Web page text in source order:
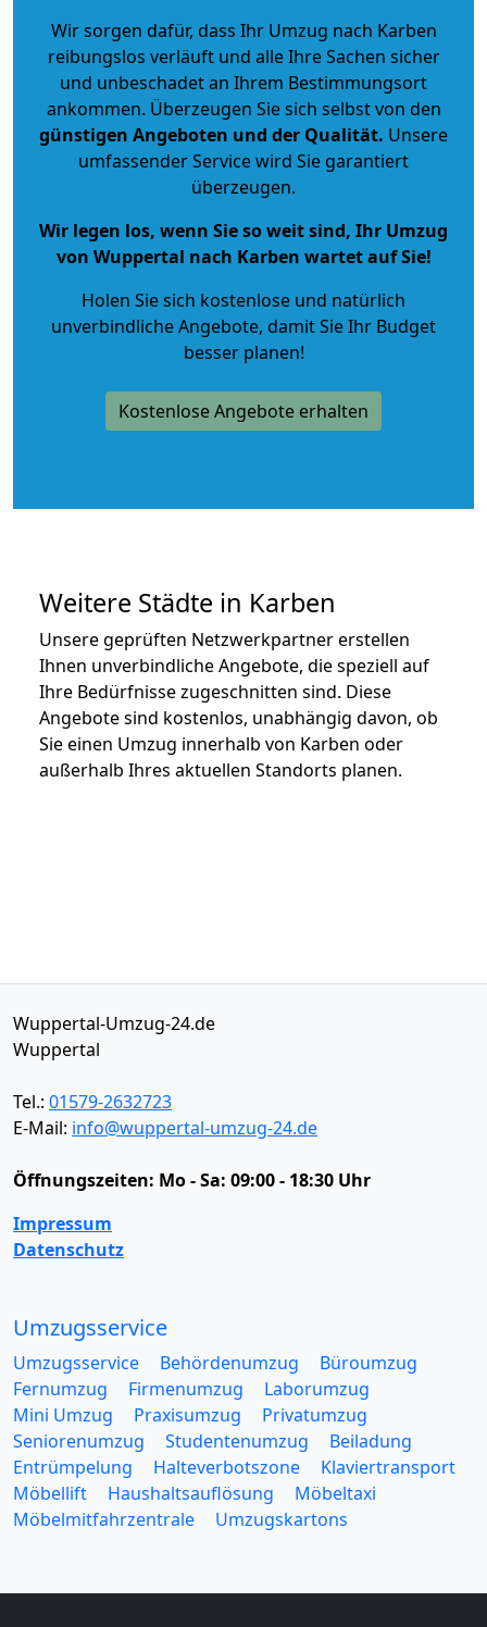
Wir sorgen dafür, dass Ihr Umzug nach Karben
reibungslos verläuft und alle Ihre Sachen sicher
und unbeschadet an Ihrem Bestimmungsort
ankommen. Überzeugen Sie sich selbst von den
günstigen Angeboten und der Qualität. Unsere
umfassender Service wird Sie garantiert
überzeugen.
Wir legen los, wenn Sie so weit sind, Ihr Umzug
von Wuppertal nach Karben wartet auf Sie!
Holen Sie sich kostenlose und natürlich
unverbindliche Angebote, damit Sie Ihr Budget
besser planen!
Kostenlose Angebote erhalten
Weitere Städte in Karben
Unsere geprüften Netzwerkpartner erstellen
Ihnen unverbindliche Angebote, die speziell auf
Ihre Bedürfnisse zugeschnitten sind. Diese
Angebote sind kostenlos, unabhängig davon, ob
Sie einen Umzug innerhalb von Karben oder
außerhalb Ihres aktuellen Standorts planen.
Wuppertal-Umzug-24.de
Wuppertal
Tel.: 01579-2632723
E-Mail: info@wuppertal-umzug-24.de
Öffnungszeiten: Mo - Sa: 09:00 - 18:30 Uhr
Impressum
Datenschutz
Umzugsservice
Umzugsservice Behördenumzug
Büroumzug
Fernumzug
Firmenumzug
Laborumzug
Mini Umzug
Praxisumzug
Privatumzug
Seniorenumzug
Studentenumzug
Beiladung
Entrümpelung
Halteverbotszone
Klaviertransport
Möbellift
Haushaltsauflösung
Möbeltaxi
Möbelmitfahrzentrale
Umzugskartons